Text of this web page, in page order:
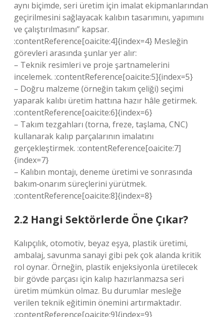
aynı biçimde, seri üretim için imalat ekipmanlarından
geçirilmesini sağlayacak kalıbın tasarımını, yapımını
ve çalıştırılmasını” kapsar.
:contentReference[oaicite:4]{index=4} Mesleğin
görevleri arasında şunlar yer alır:
– Teknik resimleri ve proje şartnamelerini
incelemek. :contentReference[oaicite:5]{index=5}
– Doğru malzeme (örneğin takım çeliği) seçimi
yaparak kalıbı üretim hattına hazır hâle getirmek.
:contentReference[oaicite:6]{index=6}
– Takım tezgahları (torna, freze, taşlama, CNC)
kullanarak kalıp parçalarının imalatını
gerçekleştirmek. :contentReference[oaicite:7]
{index=7}
– Kalıbın montajı, deneme üretimi ve sonrasında
bakım‑onarım süreçlerini yürütmek.
:contentReference[oaicite:8]{index=8}
2.2 Hangi Sektörlerde Öne Çıkar?
Kalıpçılık, otomotiv, beyaz eşya, plastik üretimi,
ambalaj, savunma sanayi gibi pek çok alanda kritik
rol oynar. Örneğin, plastik enjeksiyonla üretilecek
bir gövde parçası için kalıp hazırlanmazsa seri
üretim mümkün olmaz. Bu durumlar mesleğe
verilen teknik eğitimin önemini artırmaktadır.
:contentReference[oaicite:9]{index=9}